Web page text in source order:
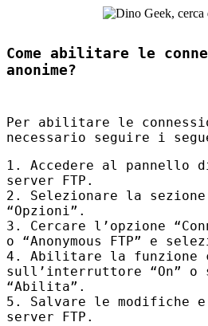
Come abilitare le
anonime?
Per abilitare le
necessario seguire i
1. Accedere al pannello
server FTP .
2. Selezionare la
“Opzioni”.
3. Cercare l’opzione
o “Anonymous FTP” e
4. Abilitare la funzione
sull’interruttore “On” o
“Abilita”.
5. Salvare le modifiche
server FTP .